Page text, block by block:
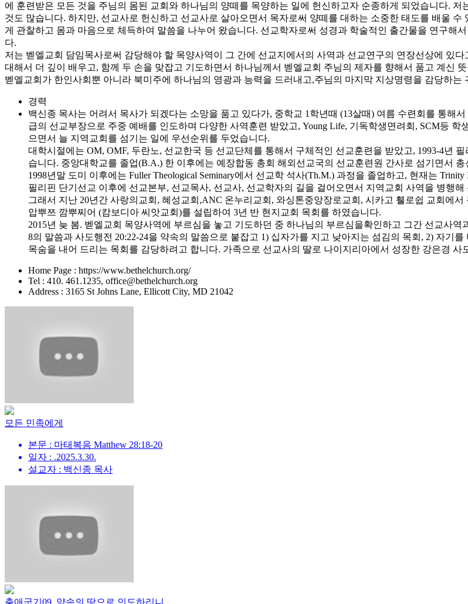
에 훈련받은 모든 것을 주님의 몸된 교회와 하나님의 양떼를 목양하는 일에 헌신하고자 순종하게 되었습니다.
것도 많습니다. 하지만, 선교사로 헌신하고 선교사로 살아오면서 목자로써 양떼를 대하는 소중한 태도를 배울
게 관찰하고 몸과 마음으로 체득하여 말씀을 나누어 왔습니다. 선교학자로써 성경과 학술적인 출간물을 연구해
다.
저는 벧엘교회 담임목사로써 감당해야 할 목양사역이 그 간에 선교지에서의 사역과 선교연구의 연장선상에 있
대해서 더 깊이 배우고, 함께 두 손을 맞잡고 기도하면서 하나님께서 벧엘교회 주님의 제자를 향해서 품고 계신
벧엘교회가 한인사회뿐 아니라 북미주에 하나님의 영광과 능력을 드러내고,주님의 마지막 지상명령을 감당하
경력
백신종 목사는 어려서 목사가 되겠다는 소망을 품고 있다가, 중학교 1학년때 (13살때) 여름 수련회를 통해
급의 선교부장으로 주중 예배를 인도하며 다양한 사역훈련 받았고, Young Life, 기독학생면려회, SCM등
으면서 늘 지역교회를 섬기는 일에 우선순위를 두었습니다.
대학시절에는 OM, OMF, 두란노, 선교한국 등 선교단체를 통해서 구체적인 선교훈련을 받았고, 1993-4년
습니다. 중앙대학교를 졸업(B.A.) 한 이후에는 예장합동 총회 해외선교국의 선교훈련원 간사로 섬기면서
1998년말 도미 이후에는 Fuller Theological Seminary에서 선교학 석사(Th.M.) 과정을 졸업하고, 현재는
필리핀 단기선교 이후에 선교본부, 선교목사, 선교사, 선교학자의 길을 걸어오면서 지역교회 사역을 병행해
그래서 지난 20년간 사랑의교회, 혜성교회,ANC 온누리교회, 와싱톤중앙장로교회, 시카고 휄로쉽 교회에
압뿌쯔 깜뿌찌어 (캄보디아 씨앗교회)를 설립하여 3년 반 현지교회 목회를 하였습니다.
2015년 늦 봄. 벧엘교회 목양사역에 부르심을 놓고 기도하던 중 하나님의 부르심을확인하고 그간 선교사
8의 말씀과 사도행전 20:22-24을 약속의 말씀으로 붙잡고 1) 십자가를 지고 낮아지는 섬김의 목회, 2) 자기
목숨을 내어 드리는 목회를 감당하려고 합니다. 가족으로 선교사의 딸로 나이지리아에서 성장한 강은경 사
Home Page : https://www.bethelchurch.org/
Tel : 410. 461.1235, office@bethelchurch.org
Address : 3165 St Johns Lane, Ellicott City, MD 21042
모든 민족에게
본문 : 마태복음 Matthew 28:18-20
일자 : .2025.3.30.
설교자 : 백신종 목사